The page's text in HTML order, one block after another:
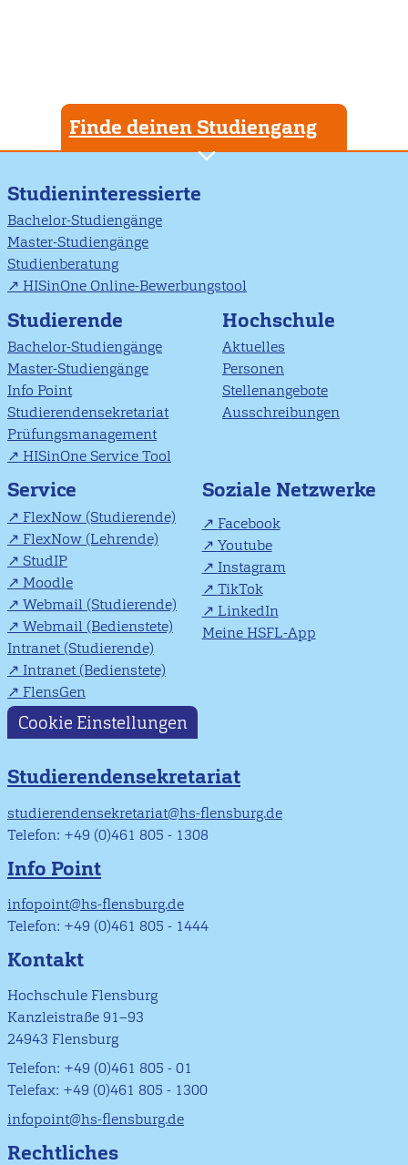
Finde deinen Studiengang
Studieninteressierte
Bachelor-Studiengänge
Master-Studiengänge
Studienberatung
HISinOne Online-Bewerbungstool
Studierende
Bachelor-Studiengänge
Master-Studiengänge
Info Point
Studierendensekretariat
Prüfungsmanagement
HISinOne Service Tool
Hochschule
Aktuelles
Personen
Stellenangebote
Ausschreibungen
Service
FlexNow (Studierende)
FlexNow (Lehrende)
StudIP
Moodle
Webmail (Studierende)
Webmail (Bedienstete)
Intranet (Studierende)
Intranet (Bedienstete)
FlensGen
Soziale Netzwerke
Facebook
Youtube
Instagram
TikTok
LinkedIn
Meine HSFL-App
Cookie Einstellungen
Studierendensekretariat
studierendensekretariat@hs-flensburg.de
Telefon: +49 (0)461 805 - 1308
Info Point
infopoint@hs-flensburg.de
Telefon: +49 (0)461 805 - 1444
Kontakt
Hochschule Flensburg
Kanzleistraße 91–93
24943 Flensburg
Telefon: +49 (0)461 805 - 01
Telefax: +49 (0)461 805 - 1300
infopoint@hs-flensburg.de
Rechtliches